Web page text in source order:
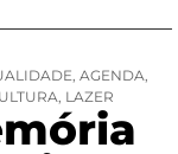
, AGENDA,
, LAZER